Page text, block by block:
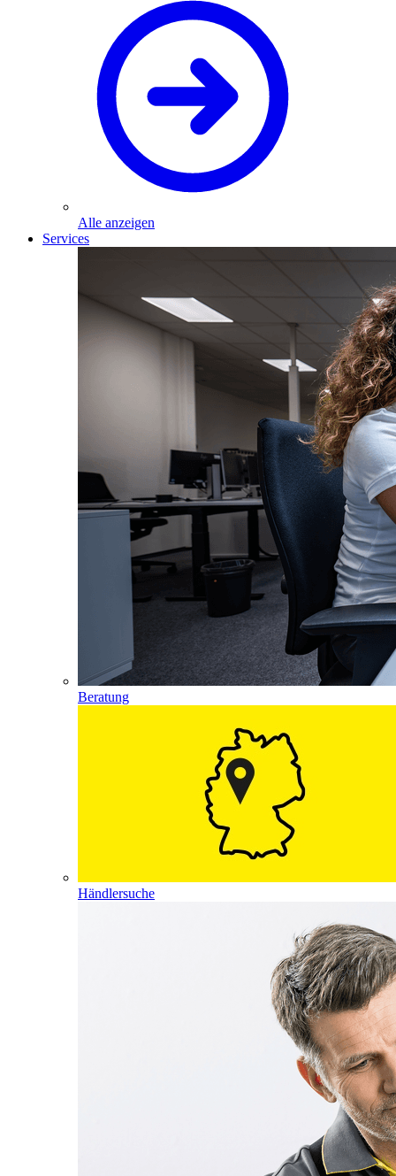
Alle anzeigen
Services
Beratung
Händlersuche